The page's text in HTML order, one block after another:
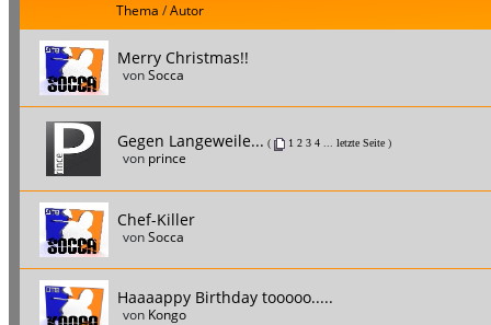
Thema /Autor
Merry Christmas!!
vonSocca
Gegen Langeweile... ( 1 2 3 4... letzte Seite)
von prince
Chef-Killer
vonSocca
Haaaappy Birthday tooooo.....
von Kongo